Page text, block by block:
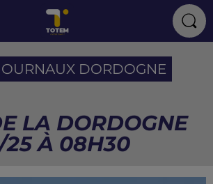
DORDOGNE
LA DORDOGNE
25 À 08H30